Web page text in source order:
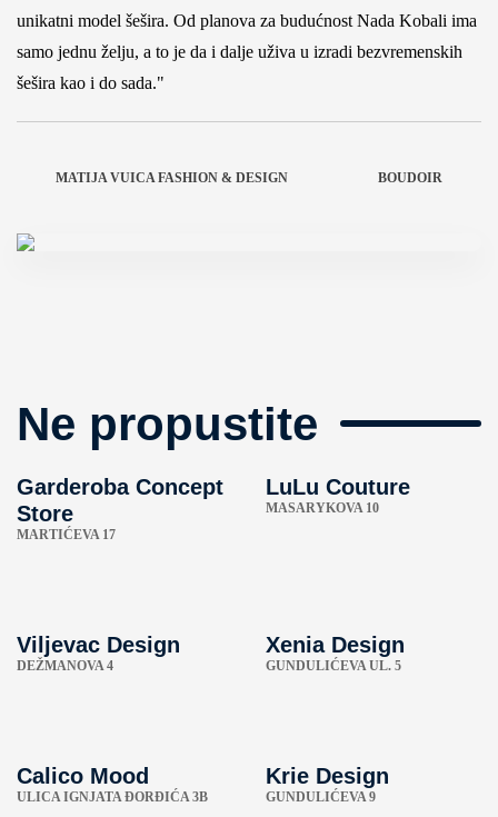
unikatni model šešira. Od planova za budućnost Nada Kobali ima
samo jednu želju, a to je da i dalje uživa u izradi bezvremenskih
šešira kao i do sada."
MATIJA VUICA FASHION & DESIGN BOUDOIR
Ne propustite
Garderoba Concept
Store
MARTIĆEVA 17
LuLu Couture
MASARYKOVA 10
Viljevac Design
DEŽMANOVA 4
Xenia Design
GUNDULIĆEVA UL. 5
Calico Mood
ULICA IGNJATA ĐORĐIĆA 3B
Krie Design
GUNDULIĆEVA 9